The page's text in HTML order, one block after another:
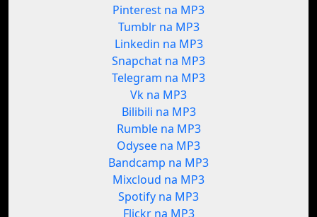
Pinterest na MP3
Tumblr na MP3
Linkedin na MP3
Snapchat na MP3
Telegram na MP3
Vk na MP3
Bilibili na MP3
Rumble na MP3
Odysee na MP3
Bandcamp na MP3
Mixcloud na MP3
Spotify na MP3
Flickr na MP3